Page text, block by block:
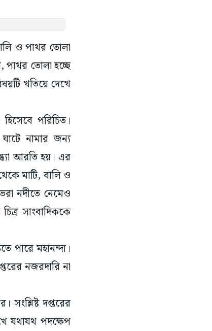
ও পাথর তোলা
তোলা হচ্ছে
খতিয়ে দেখে
পরিচিত।
নামার জন্য
আরতি হয়। এর
মাটি, বালি ও
নদীতে নেমেও
সাংবাদিককে
পারে মহানন্দা।
নজরদারি না
দপ্তরের
যথাযথ পদক্ষেপ